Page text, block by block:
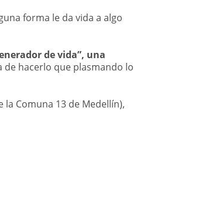
forma le da vida a algo
de vida”, una
de hacerlo que plasmando lo
Comuna 13 de Medellín),